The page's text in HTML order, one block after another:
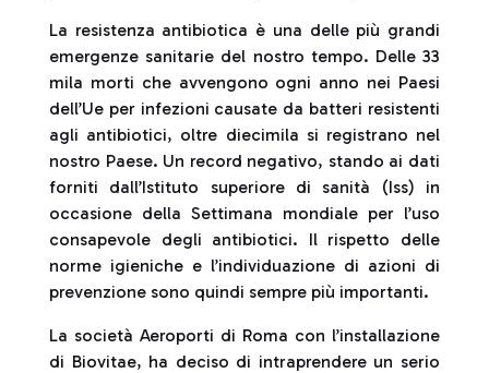
La resistenza antibiotica è una delle più grandi
emergenze sanitarie del nostro tempo. Delle 33
mila morti che avvengono ogni anno nei Paesi
dell’Ue per infezioni causate da batteri resistenti
agli antibiotici, oltre diecimila si registrano nel
nostro Paese. Un record negativo, stando ai dati
forniti dall’Istituto superiore di sanità (Iss) in
occasione della Settimana mondiale per l’uso
consapevole degli antibiotici. Il rispetto delle
norme igieniche e l’individuazione di azioni di
prevenzione sono quindi sempre più importanti.
La società Aeroporti di Roma con l’installazione
di Biovitae, ha deciso di intraprendere un serio